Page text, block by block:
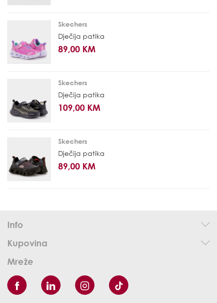
Skechers
Dječija patika
89,00 KM
Skechers
Dječija patika
109,00 KM
Skechers
Dječija patika
89,00 KM
Info
Kupovina
Mreže